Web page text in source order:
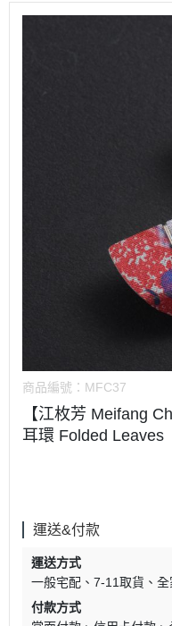
商品編號： MFC37
【江枚芳 Meifang
耳環 Folded Leaves
運送&付款
運送方式
一般宅配
7-11取貨 全
付款方式